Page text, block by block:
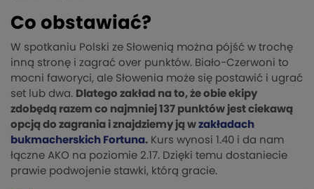
Co obstawiać?
W spotkaniu Polski ze Słowenią można pójść w trochę
inną stronę i zagrać over punktów. Biało-Czerwoni to
mocni faworyci, ale Słowenia może się postawić i ugrać
set lub dwa. Dlatego zakład na to, że obie ekipy
zdobędą razem co najmniej 137 punktów jest ciekawą
opcją do zagrania i znajdziemy ją w zakładach
bukmacherskich Fortuna. Kurs wynosi 1.40 i da nam
łączne AKO na poziomie 2.17. Dzięki temu dostaniecie
prawie podwojenie stawki, którą gracie.